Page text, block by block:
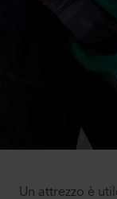
Un attrezzo è